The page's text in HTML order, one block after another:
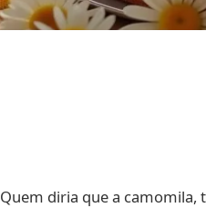
Quem diria que a camomila,